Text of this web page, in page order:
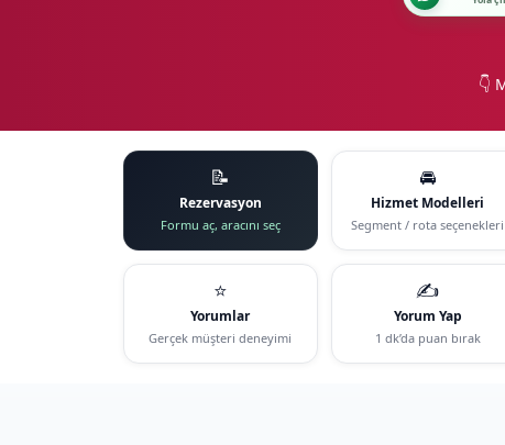
👇
📝
Rezervasyon
Formu aç, aracını seç
🚘
Hizmet Modelleri
Segment / rota seçenekleri
⭐
Yorumlar
Gerçek müşteri deneyimi
✍️
Yorum Yap
1 dk’da puan bırak